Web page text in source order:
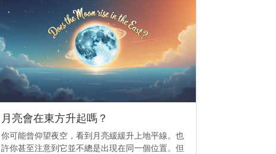
月亮會在東方升起嗎？
你可能曾仰望夜空，看到月亮緩緩升上地平線。也
許你甚至注意到它並不總是出現在同一個位置。但